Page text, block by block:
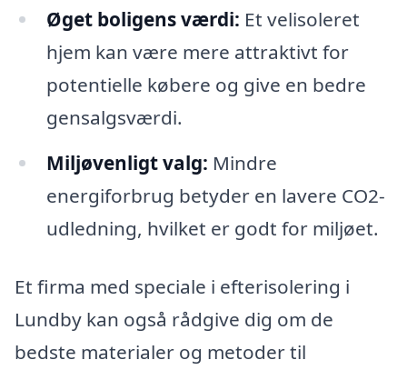
Øget boligens værdi: Et velisoleret
hjem kan være mere attraktivt for
potentielle købere og give en bedre
gensalgsværdi.
Miljøvenligt valg: Mindre
energiforbrug betyder en lavere CO2-
udledning, hvilket er godt for miljøet.
Et firma med speciale i efterisolering i
Lundby kan også rådgive dig om de
bedste materialer og metoder til